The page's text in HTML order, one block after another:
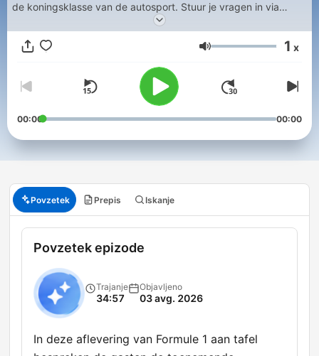
de koningsklasse van de autosport. Stuur je vragen in via
podcast ‘F1 aan Tafel’ wordt opgemerkt is ongeoorloofd
zonder expliciete schriftelijke toestemming terzake verkregen
deugdelijke bronvermelding met link.
Glasnost 1 x
00:00 00:00
Povzetek Prepis Iskanje
Povzetek epizode
Trajanje
34:57
Objavljeno
03 avg. 2026
In deze aflevering van Formule 1 aan tafel